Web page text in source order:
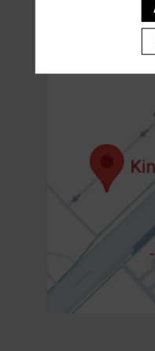
20h30- 22h30 :